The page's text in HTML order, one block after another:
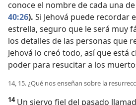
conoce el nombre de cada una
40:26). Si Jehová puede recordar
estrella, seguro que le será muy
los detalles de las personas que
Jehová lo creó todo, así que está
poder para resucitar a los
14, 15. ¿Qué nos enseñan sobre la
14Un siervo fiel del pasado